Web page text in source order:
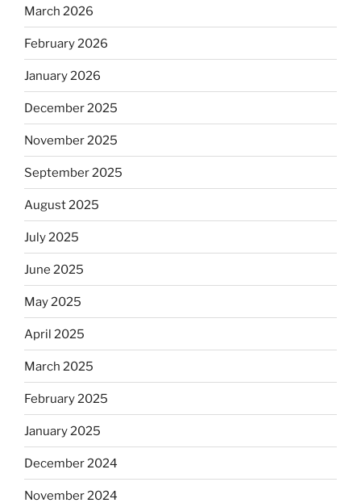
March 2026
February 2026
January 2026
December 2025
November 2025
September 2025
August 2025
July 2025
June 2025
May 2025
April 2025
March 2025
February 2025
January 2025
December 2024
November 2024